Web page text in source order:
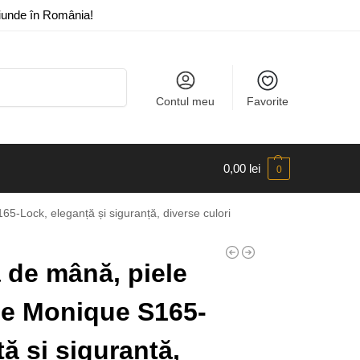
în România!
Contul meu Favorite
0,00 lei 0
Lock, eleganță și siguranță, diverse culori
de mână, piele
Monique S165-
și siguranță,